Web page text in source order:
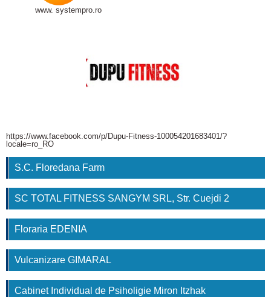
www. systempro.ro
https://www.facebook.com/p/Dupu-Fitness-100054201683401/?
locale=ro_RO
S.C. Floredana Farm
SC TOTAL FITNESS SANGYM SRL, Str. Cuejdi 2
Floraria EDENIA
Vulcanizare GIMARAL
Cabinet Individual de Psiholigie Miron Itzhak